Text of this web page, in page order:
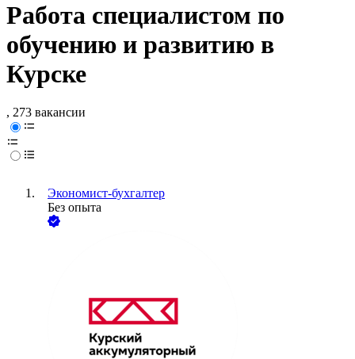
Работа специалистом по
обучению и развитию в
Курске
, 273 вакансии
Экономист-бухгалтер
Без опыта